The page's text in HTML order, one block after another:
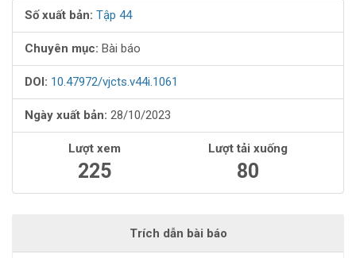
bên
bài
viết
Số xuất bản: Tập 44
Chuyên mục: Bài báo
DOI: 10.47972/vjcts.v44i.1061
Ngày xuất bản: 28/10/2023
Lượt xem
225
Lượt tải xuống
80
Trích dẫn bài báo